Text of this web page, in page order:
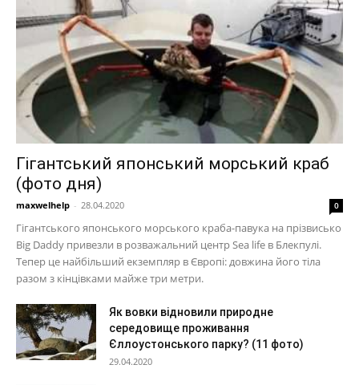
Гігантський японський морський краб
(фото дня)
maxwelhelp - 28.04.2020 0
Гігантського японського морського краба-павука на прізвисько
Big Daddy привезли в розважальний центр Sea life в Блекпулі.
Тепер це найбільший екземпляр в Європі: довжина його тіла
разом з кінцівками майже три метри.
Як вовки відновили природне
середовище проживання
Єллоустонського парку? (11 фото)
29.04.2020